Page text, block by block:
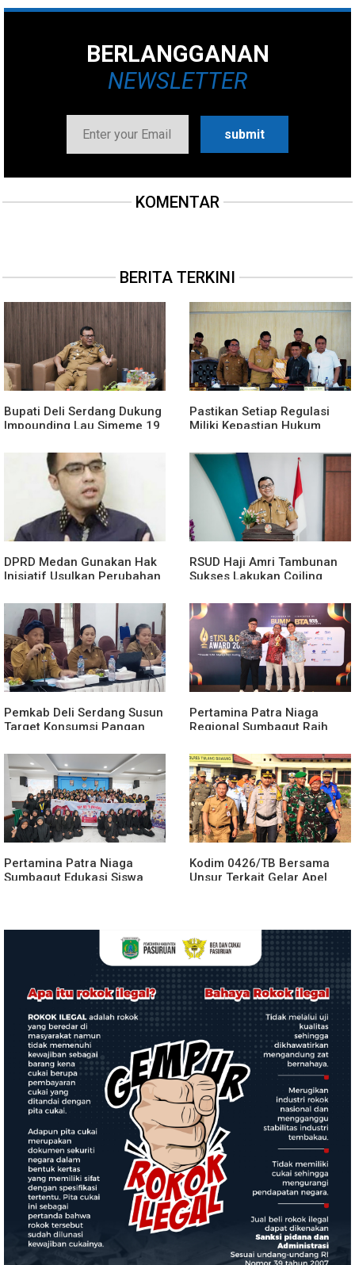
BERLANGGANAN
NEWSLETTER
KOMENTAR
BERITA TERKINI
Bupati Deli Serdang Dukung
Impounding Lau Simeme 19
Segera Dirasakan
Pastikan Setiap Regulasi
Miliki Kepastian Hukum
Dorong Pencabutan Perda
Lembaga Kemasyarakatan
DPRD Medan Gunakan Hak
Inisiatif Usulkan Perubahan
Kemiskinan
RSUD Haji Amri Tambunan
Sukses Lakukan Coiling
Pemkab Deli Serdang Susun
Target Konsumsi Pangan
Gizi
Pertamina Patra Niaga
Regional Sumbagut Raih
CSR Award 2026, Bukti
Nyata Komitmen
Keberlanjutan
Pertamina Patra Niaga
Sumbagut Edukasi Siswa
Kodim 0426/TB Bersama
Unsur Terkait Gelar Apel